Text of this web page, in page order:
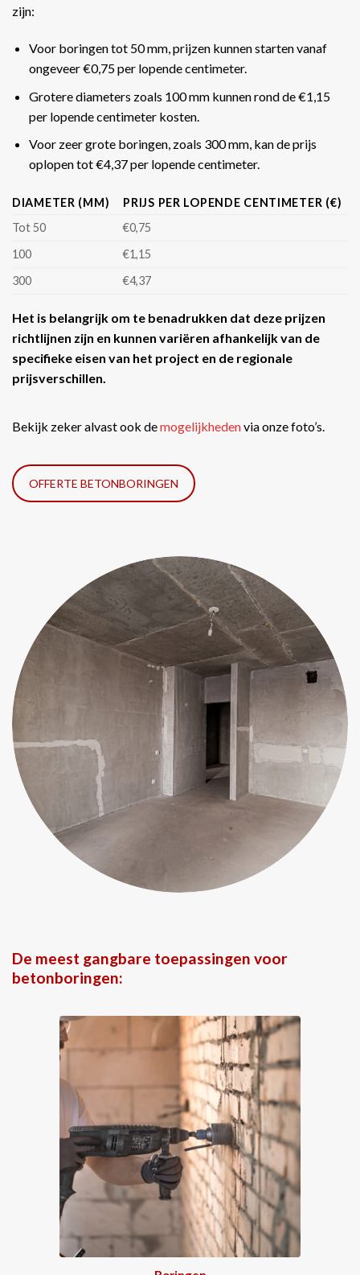
zijn:
Voor boringen tot 50 mm, prijzen kunnen starten vanaf
ongeveer €0,75 per lopende centimeter.
Grotere diameters zoals 100 mm kunnen rond de €1,15
per lopende centimeter kosten.
Voor zeer grote boringen, zoals 300 mm, kan de prijs
oplopen tot €4,37 per lopende centimeter​​.
DIAMETER (MM)
PRIJS PER LOPENDE CENTIMETER (€)
Tot 50
€0,75
100
€1,15
300
€4,37
Het is belangrijk om te benadrukken dat deze prijzen
richtlijnen zijn en kunnen variëren afhankelijk van de
specifieke eisen van het project en de regionale
prijsverschillen.
Bekijk zeker alvast ook demogelijkhedenvia onze foto’s.
OFFERTE BETONBORINGEN
De meest gangbare toepassingen voor
betonboringen: